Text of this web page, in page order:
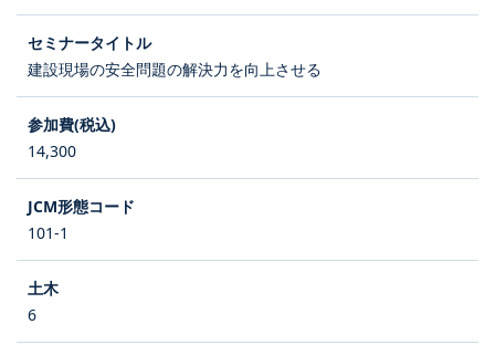
建設現場の安全問題の解決力を向上させる
14,300
101-1
6